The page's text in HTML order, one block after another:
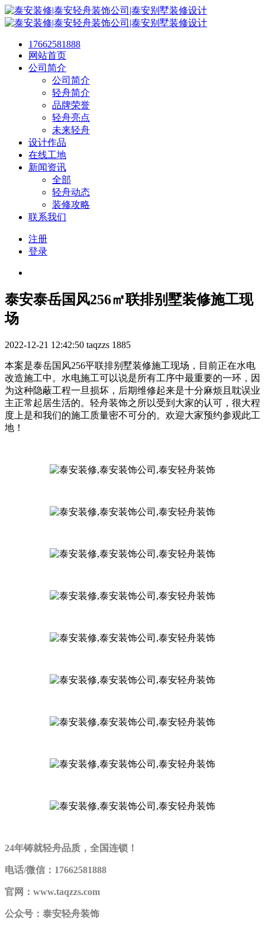
17662581888
网站首页
公司简介
公司简介
轻舟简介
品牌荣誉
轻舟亮点
未来轻舟
设计作品
在线工地
新闻资讯
全部
轻舟动态
装修攻略
联系我们
注册
登录
泰安泰岳国风256㎡联排别墅装修施工现
场
2022-12-21 12:42:50 taqzzs 1885
本案是泰岳国风256平联排别墅装修施工现场，目前正在水电
改造施工中。水电施工可以说是所有工序中最重要的一环，因
为这种隐蔽工程一旦损坏，后期维修起来是十分麻烦且耽误业
主正常起居生活的。轻舟装饰之所以受到大家的认可，很大程
度上是和我们的施工质量密不可分的。欢迎大家预约参观此工
地！
24年铸就轻舟品质，全国连锁！
电话/微信：17662581888
官网：www.taqzzs.com
公众号：泰安轻舟装饰